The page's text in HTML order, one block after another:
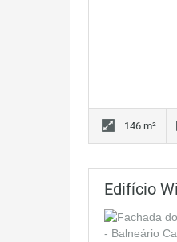
146 m²
Edifício